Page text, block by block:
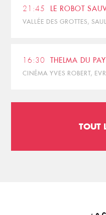
21:45 LE ROBOT
VALLÉE DES GROTTES,
16:30 THELMA DU
CINÉMA YVES ROBERT,
TOUT